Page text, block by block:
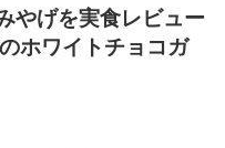
やげを実食レビュー
ホワイトチョコガ